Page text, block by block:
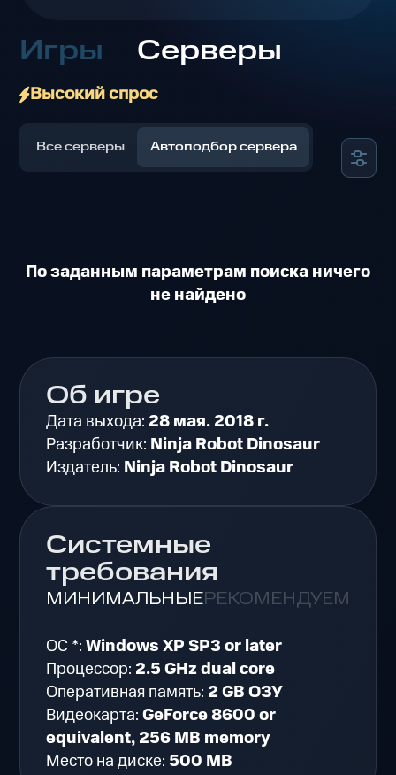
Игры Серверы
Высокий спрос
Все серверы Автоподбор сервера
По заданным параметрам поиска ничего
не найдено
Об игре
Дата выхода: 28 мая. 2018 г.
Разработчик: Ninja Robot Dinosaur
Издатель: Ninja Robot Dinosaur
Системные
требования
МИНИМАЛЬНЫЕРЕКОМЕНДУЕМЫЕ
ОС *:Windows XP SP3 or later
Процессор: 2.5 GHz dual core
Оперативная память: 2 GB ОЗУ
Видеокарта:GeForce 8600 or
equivalent, 256 MB memory
Место на диске:500 MB